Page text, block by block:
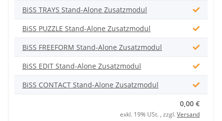
BiSS TRAYS Stand-Alone Zusatzmodul
BiSS PUZZLE Stand-Alone Zusatzmodul
BiSS FREEFORM Stand-Alone Zusatzmodul
BiSS EDIT Stand-Alone Zusatzmodul
BiSS CONTACT Stand-Alone Zusatzmodul
0,00 €
exkl. 19% USt. , zzgl.Versand